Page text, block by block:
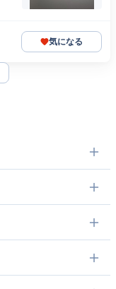
気になる